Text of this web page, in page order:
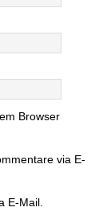
Browser
via E-
E-Mail.